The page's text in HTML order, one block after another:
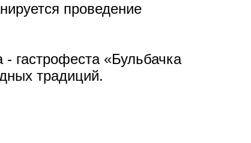
проведение
- гастрофеста «Бульбачка
традиций.